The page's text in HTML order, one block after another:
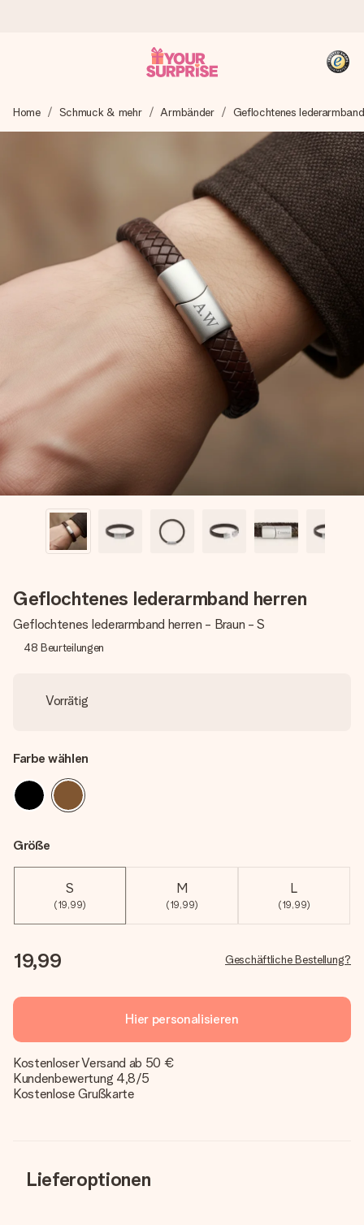
Wir bereiten dein Geschenk sorgfältig vor und schicken es
blitzschnell – damit du es genau zum richtigen Zeitpunkt
überreichen kannst, wenn es am meisten zählt.
4,8 (basierend auf +15.000 Bewertungen)
Unsere Geschenke begeistern. Kunden bewerten uns mit
4,8 bei Google Reviews (Gesamtergebnis aller Länder, in
die wir versenden).
+49 39292 929695
Montag - Freitag : 8:30 - 17:00 Uhr
Samstag - Sonntag : 8:30 - 13:00 Uhr
Home Schmuck & mehr Armbänder Geflochtenes lederarmband
Geflochtenes lederarmband herren
Geflochtenes lederarmband herren - Braun - S
48 Beurteilungen
Vorrätig
Farbe wählen
Größe
S
(19,99)
M
(19,99)
L
(19,99)
19,99 Geschäftliche Bestellung?
Hier personalisieren
Kostenloser Versand ab 50 €
Kundenbewertung 4,8/5
Kostenlose Grußkarte
Lieferoptionen